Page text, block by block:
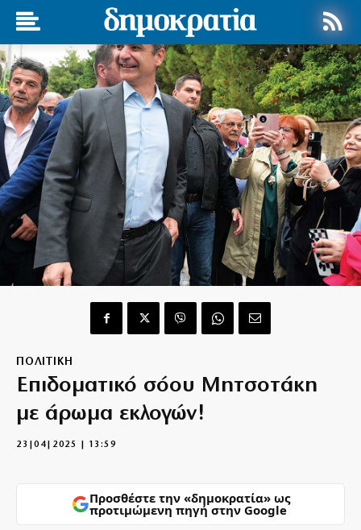
ΠΟΛΙΤΙΚΗ
Επιδοματικό σόου Μητσοτάκη
με άρωμα εκλογών!
23|04|2025 | 13:59
Προσθέστε την «δημοκρατία» ως
προτιμώμενη πηγή στην Google